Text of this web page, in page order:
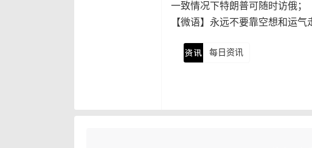
一致情况下特朗普可随时访俄；
【微语】永远不要靠空想和运
每日资讯